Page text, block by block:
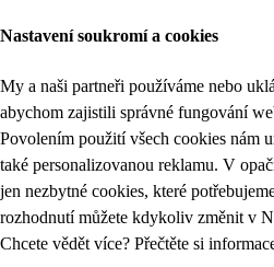
Nastavení soukromí a cookies
My a naši partneři používáme nebo
abychom zajistili správné fungování
Povolením použití všech cookies nám
také personalizovanou reklamu. V
jen nezbytné cookies, které
rozhodnutí můžete kdykoliv změnit v
Chcete vědět více? Přečtěte si